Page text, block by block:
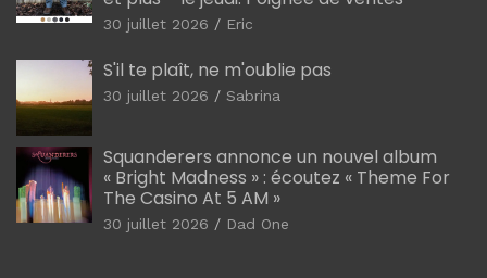
30 juillet 2026 Eric
S'il te plaît, ne m'oublie pas
30 juillet 2026 Sabrina
Squanderers annonce un nouvel album
« Bright Madness » : écoutez « Theme For
The Casino At 5 AM »
30 juillet 2026 Dad One